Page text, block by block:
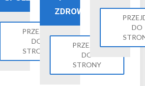
PRZEJDŹ
DO
STRONY
ZDROWIE
PRZEJDŹ
DO
STRONY
DO